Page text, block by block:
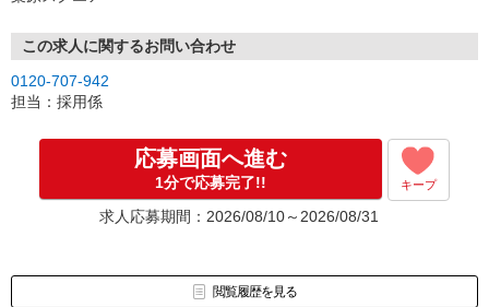
▼Step2 全国にあるお仕事の中から、あなたにピッタリのお仕事を
ご案内
▼Step3 就業前に職場見学で気になる事はしっかりチェック！
応募⇒最短で2日後からの勤務も可能です！
この求人に関するお問い合わせ
0120-707-942
担当：採用係
応募画面へ進む
1分で応募完了!! キープ
求人応募期間：2026/08/10～2026/08/31
閲覧履歴を見る